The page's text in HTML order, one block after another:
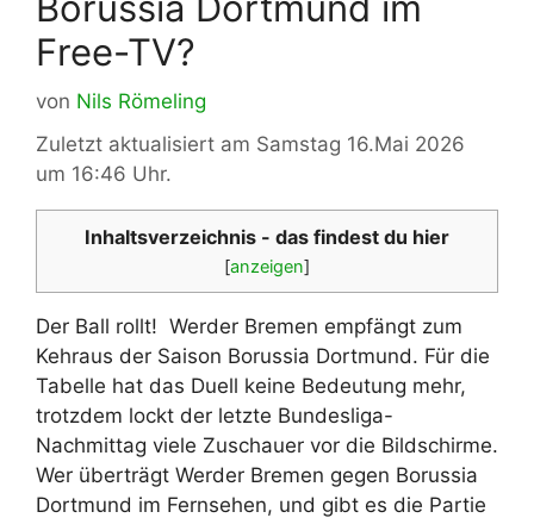
Free-TV?
von Nils Römeling
Zuletzt aktualisiert am Samstag 16.Mai 2026
um 16:46 Uhr.
Inhaltsverzeichnis - das findest du hier
[anzeigen]
Der Ball rollt! Werder Bremen empfängt zum
Kehraus der Saison Borussia Dortmund. Für die
Tabelle hat das Duell keine Bedeutung mehr,
trotzdem lockt der letzte Bundesliga-
Nachmittag viele Zuschauer vor die Bildschirme.
Wer überträgt Werder Bremen gegen Borussia
Dortmund im Fernsehen, und gibt es die Partie